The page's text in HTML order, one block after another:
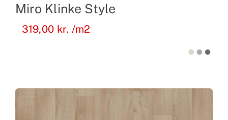
Miro Klinke Style
319,00 kr. /m2